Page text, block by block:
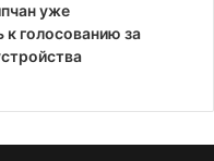
уже
к голосованию за